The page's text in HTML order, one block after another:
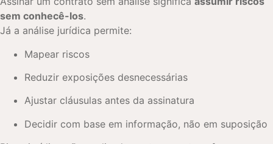
sem conhecê-los.
Já a análise jurídica permite:
Mapear riscos
Reduzir exposições desnecessárias
Ajustar cláusulas antes da assinatura
Decidir com base em informação, não em suposição